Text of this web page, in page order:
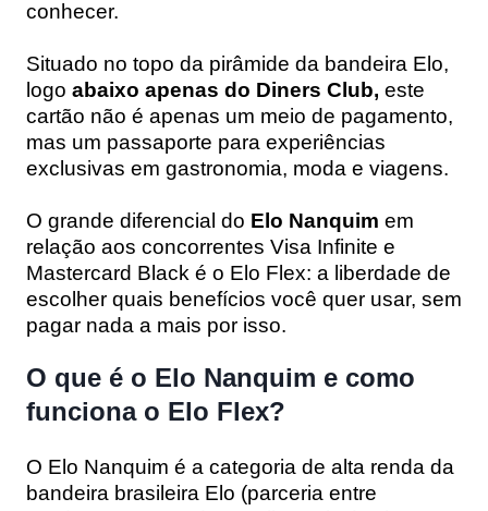
conhecer.
Situado no topo da pirâmide da bandeira Elo,
logo abaixo apenas do Diners Club, este
cartão não é apenas um meio de pagamento,
mas um passaporte para experiências
exclusivas em gastronomia, moda e viagens.
O grande diferencial do Elo Nanquim em
relação aos concorrentes Visa Infinite e
Mastercard Black é o Elo Flex: a liberdade de
escolher quais benefícios você quer usar, sem
pagar nada a mais por isso.
O que é o Elo Nanquim e como
funciona o Elo Flex?
O Elo Nanquim é a categoria de alta renda da
bandeira brasileira Elo (parceria entre